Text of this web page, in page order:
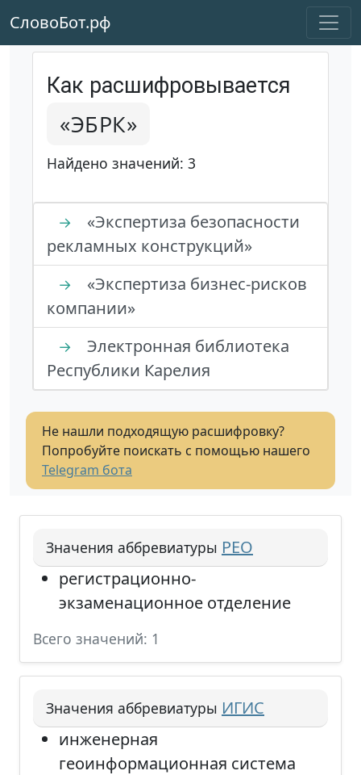
СловоБот.рф
Как расшифровывается
«ЭБРК»
Найдено значений: 3
→
«Экспертиза безопасности
рекламных конструкций»
→
«Экспертиза бизнес-рисков
компании»
→
Электронная библиотека
Республики Карелия
Не нашли подходящую расшифровку?
Попробуйте поискать с помощью нашего
Telegram бота
Значения аббревиатуры РЕО
регистрационно-
экзаменационное отделение
Всего значений: 1
Значения аббревиатуры ИГИС
инженерная
геоинформационная система